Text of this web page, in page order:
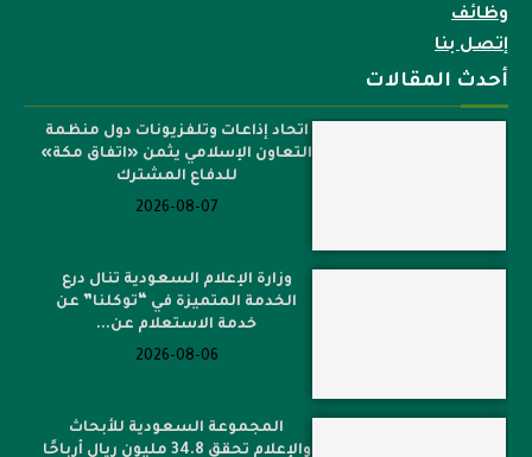
وظائف
إتصل بنا
أحدث المقالات
اتحاد إذاعات وتلفزيونات دول منظمة
التعاون الإسلامي يثمن «اتفاق مكة»
للدفاع المشترك
2026-08-07
وزارة الإعلام السعودية تنال درع
الخدمة المتميزة في “توكلنا” عن
خدمة الاستعلام عن...
2026-08-06
المجموعة السعودية للأبحاث
والإعلام تحقق 34.8 مليون ريال أرباحًا